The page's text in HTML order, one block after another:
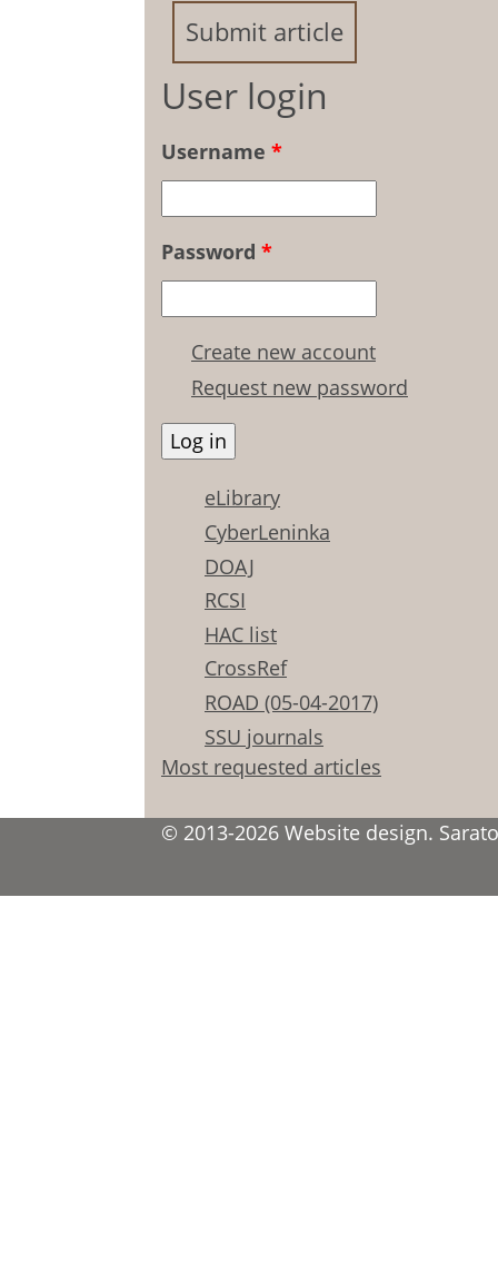
Submit article
User login
Username *
Password *
Create new account
Request new password
eLibrary
CyberLeninka
DOAJ
RCSI
HAC list
CrossRef
ROAD (05-04-2017)
SSU journals
Most requested articles
© 2013-2026 Website design.